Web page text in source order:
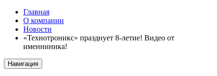
Главная
О компании
Новости
«Технотроникс» празднует 8-летие! Видео от
именниника!
Навигация